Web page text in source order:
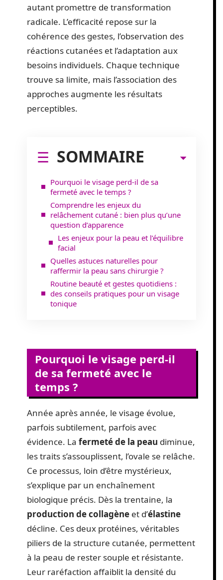
autant promettre de transformation
radicale. L’efficacité repose sur la
cohérence des gestes, l’observation des
réactions cutanées et l’adaptation aux
besoins individuels. Chaque technique
trouve sa limite, mais l’association des
approches augmente les résultats
perceptibles.
SOMMAIRE
Pourquoi le visage perd-il de sa
fermeté avec le temps ?
Comprendre les enjeux du
relâchement cutané : bien plus qu’une
question d’apparence
Les enjeux pour la peau et l’équilibre
facial
Quelles astuces naturelles pour
raffermir la peau sans chirurgie ?
Routine beauté et gestes quotidiens :
des conseils pratiques pour un visage
tonique
Pourquoi le visage perd-il
de sa fermeté avec le
temps ?
Année après année, le visage évolue,
parfois subtilement, parfois avec
évidence. La fermeté de la peau diminue,
les traits s’assouplissent, l’ovale se relâche.
Ce processus, loin d’être mystérieux,
s’explique par un enchaînement
biologique précis. Dès la trentaine, la
production de collagène et d’élastine
décline. Ces deux protéines, véritables
piliers de la structure cutanée, permettent
à la peau de rester souple et résistante.
Leur raréfaction affaiblit la densité du